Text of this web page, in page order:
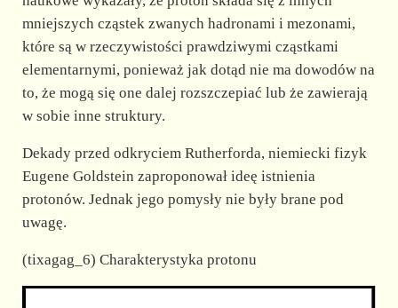
mniejszych cząstek zwanych hadronami i mezonami,
które są w rzeczywistości prawdziwymi cząstkami
elementarnymi, ponieważ jak dotąd nie ma dowodów na
to, że mogą się one dalej rozszczepiać lub że zawierają
w sobie inne struktury.
Dekady przed odkryciem Rutherforda, niemiecki fizyk
Eugene Goldstein zaproponował ideę istnienia
protonów. Jednak jego pomysły nie były brane pod
uwagę.
(tixagag_6) Charakterystyka protonu